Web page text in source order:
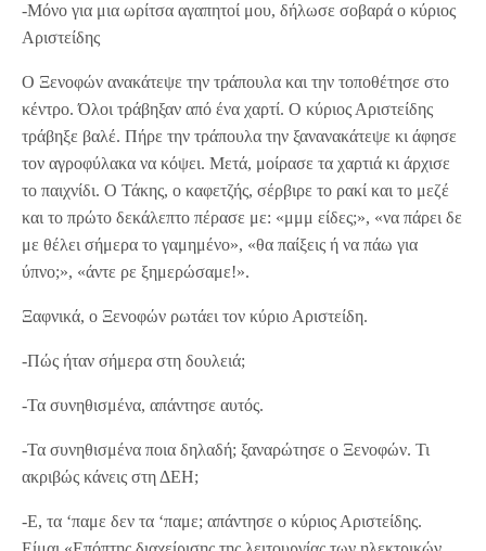
-Μόνο για μια ωρίτσα αγαπητοί μου, δήλωσε σοβαρά ο κύριος
Αριστείδης
Ο Ξενοφών ανακάτεψε την τράπουλα και την τοποθέτησε στο
κέντρο. Όλοι τράβηξαν από ένα χαρτί. Ο κύριος Αριστείδης
τράβηξε βαλέ. Πήρε την τράπουλα την ξανανακάτεψε κι άφησε
τον αγροφύλακα να κόψει. Μετά, μοίρασε τα χαρτιά κι άρχισε
το παιχνίδι. Ο Τάκης, ο καφετζής, σέρβιρε το ρακί και το μεζέ
και το πρώτο δεκάλεπτο πέρασε με: «μμμ είδες;», «να πάρει δε
με θέλει σήμερα το γαμημένο», «θα παίξεις ή να πάω για
ύπνο;», «άντε ρε ξημερώσαμε!».
Ξαφνικά, ο Ξενοφών ρωτάει τον κύριο Αριστείδη.
-Πώς ήταν σήμερα στη δουλειά;
-Τα συνηθισμένα, απάντησε αυτός.
-Τα συνηθισμένα ποια δηλαδή; ξαναρώτησε ο Ξενοφών. Τι
ακριβώς κάνεις στη ΔΕΗ;
-Ε, τα ‘παμε δεν τα ‘παμε; απάντησε ο κύριος Αριστείδης.